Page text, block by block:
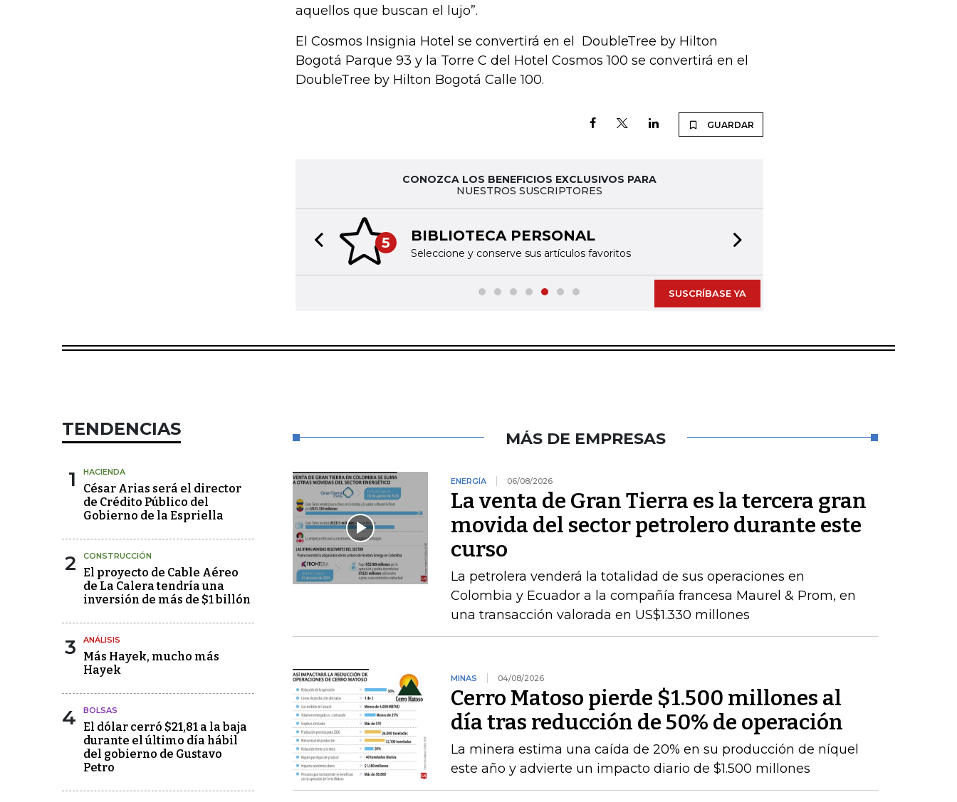
aquellos que buscan el lujo”.
El Cosmos Insignia Hotel se convertirá en el DoubleTree by Hilton
Bogotá Parque 93 y la Torre C del Hotel Cosmos 100 se convertirá en el
DoubleTree by Hilton Bogotá Calle 100.
GUARDAR
CONOZCA LOS BENEFICIOS EXCLUSIVOS PARA
NUESTROS SUSCRIPTORES
5 BIBLIOTECA PERSONAL
Seleccione y conserve sus artículos favoritos
Previous slide
SUSCRÍBASE YA
TENDENCIAS
1 HACIENDA
César Arias será el director
de Crédito Público del
Gobierno de la Espriella
2 CONSTRUCCIÓN
El proyecto de Cable Aéreo
de La Calera tendría una
inversión de más de $1 billón
3 ANÁLISIS
Más Hayek, mucho más
Hayek
4 BOLSAS
El dólar cerró $21,81 a la baja
durante el último día hábil
del gobierno de Gustavo
Petro
MÁS DE EMPRESAS
ENERGÍA 06/08/2026
La venta de Gran Tierra es la tercera gran
movida del sector petrolero durante este
curso
La petrolera venderá la totalidad de sus operaciones en
Colombia y Ecuador a la compañía francesa Maurel & Prom, en
una transacción valorada en US$1.330 millones
MINAS 04/08/2026
Cerro Matoso pierde $1.500 millones al
día tras reducción de 50% de operación
La minera estima una caída de 20% en su producción de níquel
este año y advierte un impacto diario de $1.500 millones